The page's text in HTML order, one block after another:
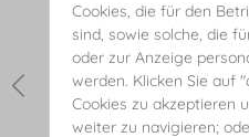
Cookies, die für den
sind, sowie solche, die
oder zur Anzeige
werden. Klicken Sie auf
Cookies zu akzeptieren
weiter zu navigieren;